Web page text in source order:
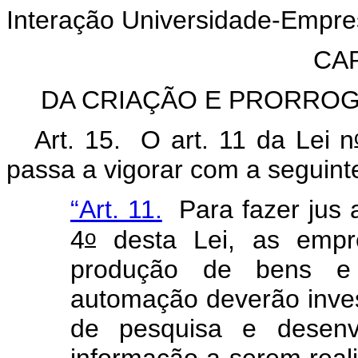
Interação Universidade-
DA CRIAÇÃO E
Art. 15. O art. 11 da Lei n
passa a vigorar com a
“Art. 11. Para fazer jus
4o desta Lei, as
produção de bens
automação deverão
de pesquisa e